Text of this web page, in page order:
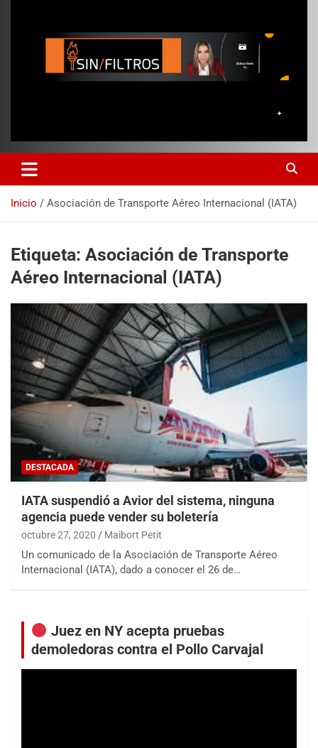
Inicio Asociación de Transporte Aéreo Internacional (IATA)
Etiqueta: Asociación de Transporte
Aéreo Internacional (IATA)
DESTACADA
IATA suspendió a Avior del sistema, ninguna
agencia puede vender su boletería
octubre 27, 2020 Maibort Petit
Un comunicado de la Asociación de Transporte Aéreo
Internacional (IATA), dado a conocer el 26 de…
Juez en NY acepta pruebas
demoledoras contra el Pollo Carvajal